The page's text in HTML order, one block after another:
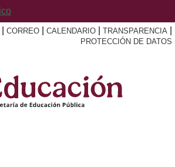
CORREO CALENDARIO TRANSPARENCIA
PROTECCIÓN DE DATOS